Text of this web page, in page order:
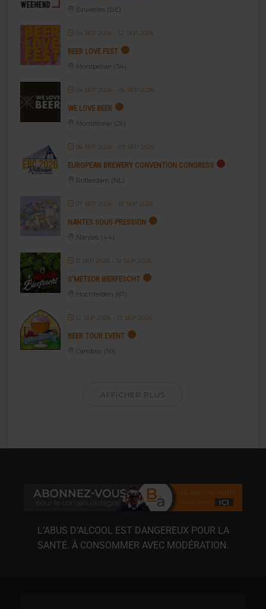
Bruxelles (BE)
04 SEP 2026- 12 SEP 2026
BEER LOVE FEST
Montpellier (34)
04 SEP 2026- 05 SEP 2026
WE LOVE BEER
Montélimar (26)
06 SEP 2026- 09 SEP 2026
EUROPEAN BREWERY CONVENTION CONGRESS
Rotterdam (NL)
07 SEP 2026- 13 SEP 2026
NANTES SOUS PRESSION
Nantes (44)
11 SEP 2026- 12 SEP 2026
S’METEOR BIERFESCHT
Hochfelden (67)
12 SEP 2026- 13 SEP 2026
BEER TOUR EVENT
Cambrai (59)
AFFICHER PLUS
L’ABUS D’ALCOOL EST DANGEREUX POUR LA
SANTÉ. À CONSOMMER AVEC MODÉRATION.